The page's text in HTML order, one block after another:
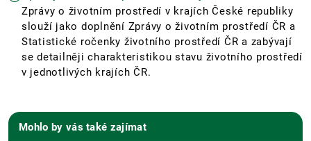
Zprávy o životním prostředí v krajích České republiky
slouží jako doplnění Zprávy o životním prostředí ČR a
Statistické ročenky životního prostředí ČR a zabývají
se detailněji charakteristikou stavu životního prostředí
v jednotlivých krajích ČR.
Mohlo by vás také zajímat